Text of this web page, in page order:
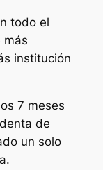
todo el
más
institución
7 meses
de
un solo